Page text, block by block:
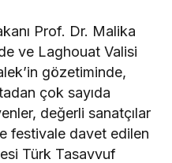
Prof. Dr. Malika
ve Laghouat Valisi
gözetiminde,
çok sayıda
değerli sanatçılar
festivale davet edilen
Türk Tasavvuf